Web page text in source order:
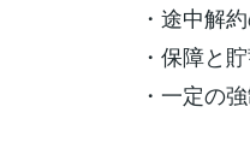
・途中解約
・保障と貯
・一定の強